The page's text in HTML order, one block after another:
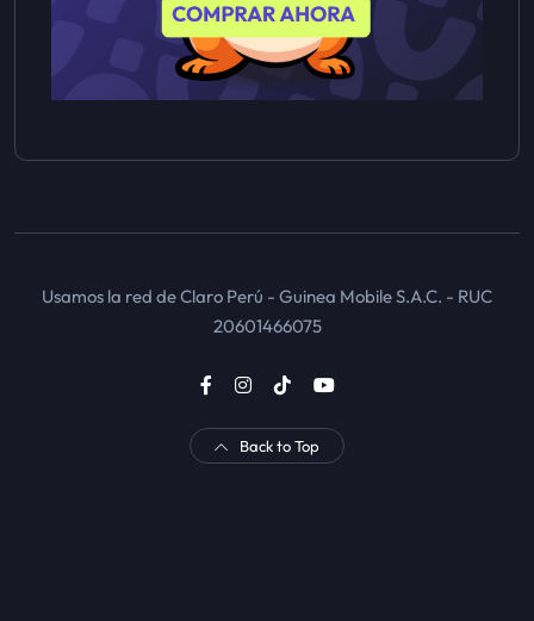
Usamos la red de Claro Perú - Guinea Mobile S.A.C. - RUC
20601466075
Back to Top